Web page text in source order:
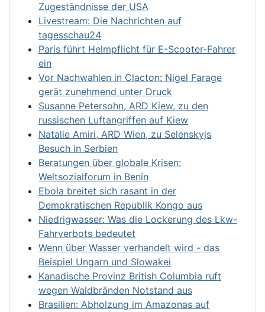
Zugeständnisse der USA
Livestream: Die Nachrichten auf
tagesschau24
Paris führt Helmpflicht für E-Scooter-Fahrer
ein
Vor Nachwahlen in Clacton: Nigel Farage
gerät zunehmend unter Druck
Susanne Petersohn, ARD Kiew, zu den
russischen Luftangriffen auf Kiew
Natalie Amiri, ARD Wien, zu Selenskyjs
Besuch in Serbien
Beratungen über globale Krisen:
Weltsozialforum in Benin
Ebola breitet sich rasant in der
Demokratischen Republik Kongo aus
Niedrigwasser: Was die Lockerung des Lkw-
Fahrverbots bedeutet
Wenn über Wasser verhandelt wird - das
Beispiel Ungarn und Slowakei
Kanadische Provinz British Columbia ruft
wegen Waldbränden Notstand aus
Brasilien: Abholzung im Amazonas auf